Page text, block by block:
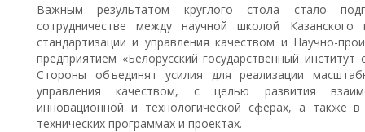
Важным результатом круглого стола стало
сотрудничестве между научной школой Казанского
стандартизации и управления качеством и Научно-
предприятием «Белорусский государственный
Стороны объединят усилия для реализации
управления качеством, с целью развития
инновационной и технологической сферах, а также
технических программах и проектах.